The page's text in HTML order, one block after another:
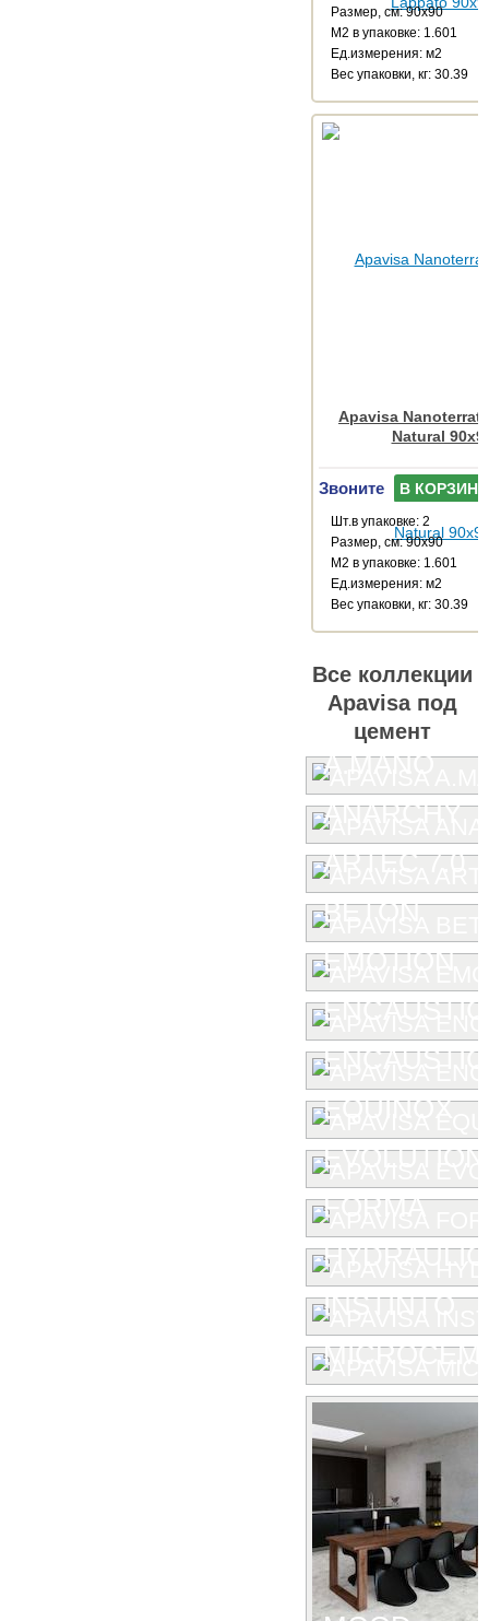
Размер, см: 90x90
М2 в упаковке: 1.601
Ед.измерения: м2
Веc упаковки, кг: 30.39
Apavisa
Natural
Звоните В КОРЗИНУ
Шт.в упаковке: 2
Размер, см: 90x90
М2 в упаковке: 1.601
Ед.измерения: м2
Веc упаковки, кг: 30.39
Все коллекции
Apavisa под
цемент
A.MANO
ANARCHY
ARTEC 7.0
BETON
EMOTION
ENCAUSTIC
EQUINOX
EVOLUTION
FORMA
HYDRAULIC
INSTINTO